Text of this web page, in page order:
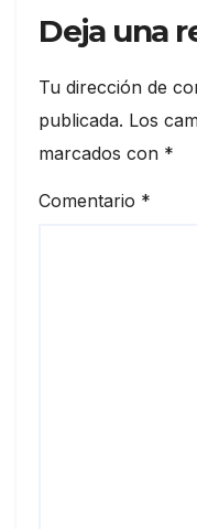
Deja una
Tu dirección de
publicada. Los
marcados con *
Comentario *